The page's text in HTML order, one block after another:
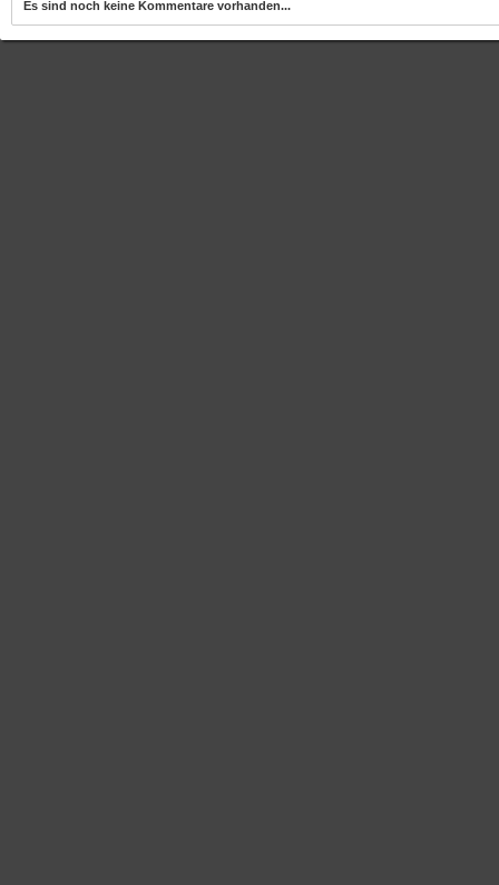
Es sind noch keine Kommentare vorhanden...